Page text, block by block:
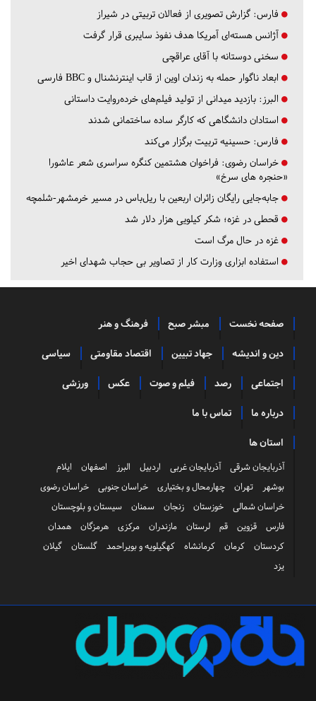
فارس: گزارش تصویری از فعالان تربیتی در شیراز
آژانس هسته‌ای آمریکا هدف نفوذ سایبری قرار گرفت
سخنی دوستانه با آقای عراقچی
ابعاد ناگوار حمله به زندان اوین از قاب اینترنشنال و BBC فارسی
البرز: بازدید میدانی از تولید فیلم‌های خرده‌روایت داستانی
استادان دانشگاهی که کارگر ساده ساختمانی شدند
فارس: حسینیه تربیت برگزار می‌کند
خراسان رضوی: فراخوان هشتمین کنگره سراسری شعر عاشورا
«حنجره های سرخ»
جابه‌جایی رایگان زائران اربعین با ریل‌باس در مسیر خرمشهر-شلمچه
قحطی در غزه؛ شکر کیلویی هزار دلار شد
غزه در حال مرگ است
استفاده ابزاری وزارت کار از تصاویر بی حجاب شهدای اخیر
صفحه نخست مبشر صبح فرهنگ و هنر
دین و اندیشه جهاد تبیین اقتصاد مقاومتی سیاسی
اجتماعی رصد فیلم و صوت عکس ورزشی
درباره ما تماس با ما
استان ها
آذربایجان شرقی آذربایجان غربی اردبیل البرز اصفهان
ایلام
بوشهر
تهران چهارمحال و بختیاری خراسان جنوبی
خراسان رضوی
خراسان شمالی
خوزستان زنجان سمنان
سیستان و بلوچستان
فارس
قزوین قم لرستان مازندران مرکزی هرمزگان
همدان
کردستان
کرمان کرمانشاه کهگیلویه و بویراحمد گلستان
گیلان
یزد